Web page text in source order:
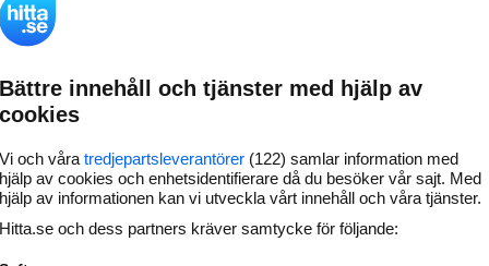
kostnadsfritt.
Uppdatera din
företagsinformation
Svara på och hantera dina
Gå vidare
Bättre innehåll och tjänster med hjälp av
cookies
Vi och våra tredjepartsleverantörer (122) samlar information med
hjälp av cookies och enhetsidentifierare då du besöker vår sajt. Med
hjälp av informationen kan vi utveckla vårt innehåll och våra tjänster.
Hitta.se och dess partners kräver samtycke för följande: